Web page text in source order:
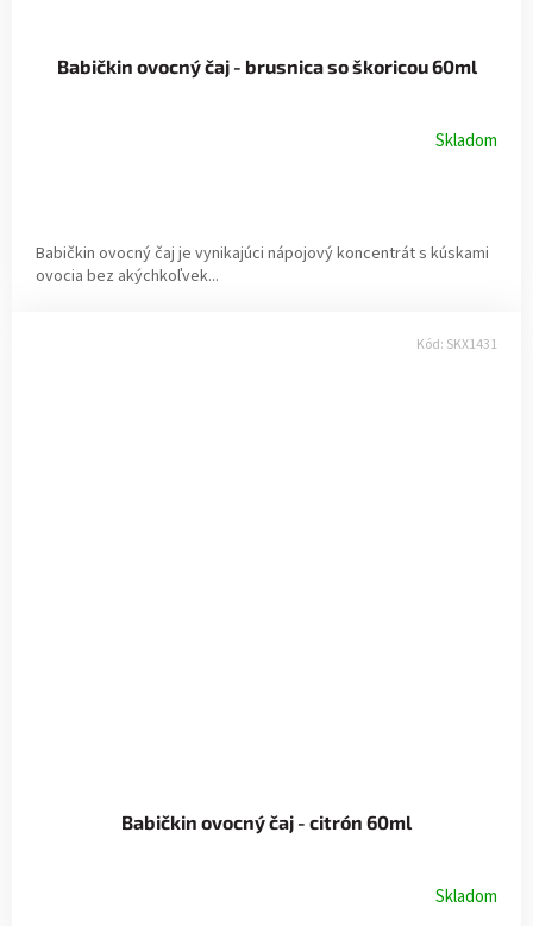
Babičkin ovocný čaj - brusnica so škoricou 60ml
Skladom
Babičkin ovocný čaj je vynikajúci nápojový koncentrát s kúskami
ovocia bez akýchkoľvek...
Babičkin ovocný čaj - citrón 60ml
Skladom
Kód: SKX1431